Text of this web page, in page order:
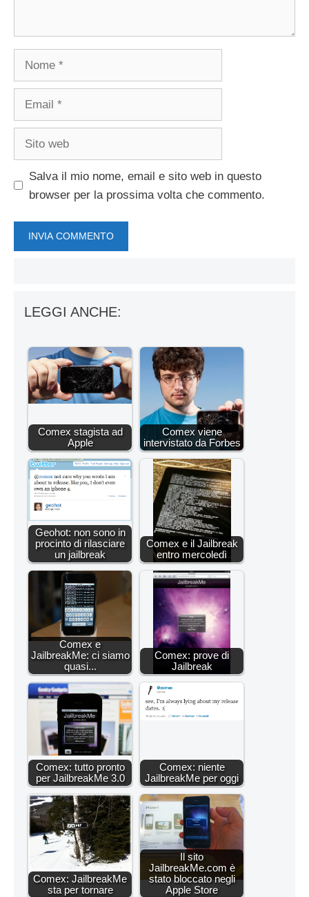
Salva il mio nome, email e sito web in questo
browser per la prossima volta che commento.
LEGGI ANCHE:
Comex stagista ad
Apple
Comex viene
intervistato da Forbes
Geohot: non sono in
procinto di rilasciare
un jailbreak
Comex e il Jailbreak
entro mercoledì
Comex e
JailbreakMe: ci siamo
quasi...
Comex: prove di
Jailbreak
Comex: tutto pronto
per JailbreakMe 3.0
Comex: niente
JailbreakMe per oggi
Comex: JailbreakMe
sta per tornare
Il sito
JailbreakMe.com è
stato bloccato negli
Apple Store